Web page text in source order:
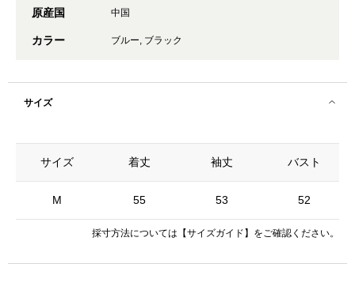
原産国 中国
カラー ブルー, ブラック
サイズ
サイズ
M
着丈 袖丈 バスト
55 53 52
採寸方法については 【サイズガイド】 をご確認ください。